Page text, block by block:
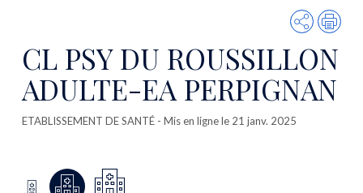
Partager
CL PSY DU ROUSSILLON
ADULTE-EA PERPIGNAN
ETABLISSEMENT DE SANTÉ - Mis en ligne le 21 janv. 2025